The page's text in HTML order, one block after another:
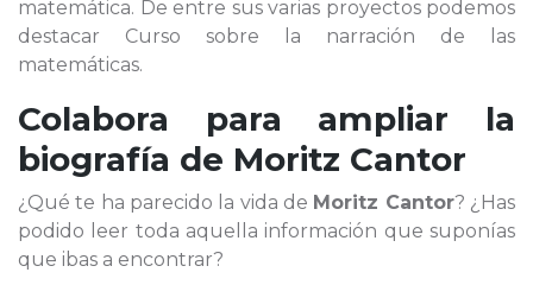
matemática. De entre sus varias proyectos podemos
destacar Curso sobre la narración de las
matemáticas.
Colabora para ampliar la
biografía de Moritz Cantor
¿Qué te ha parecido la vida de Moritz Cantor? ¿Has
podido leer toda aquella información que suponías
que ibas a encontrar?